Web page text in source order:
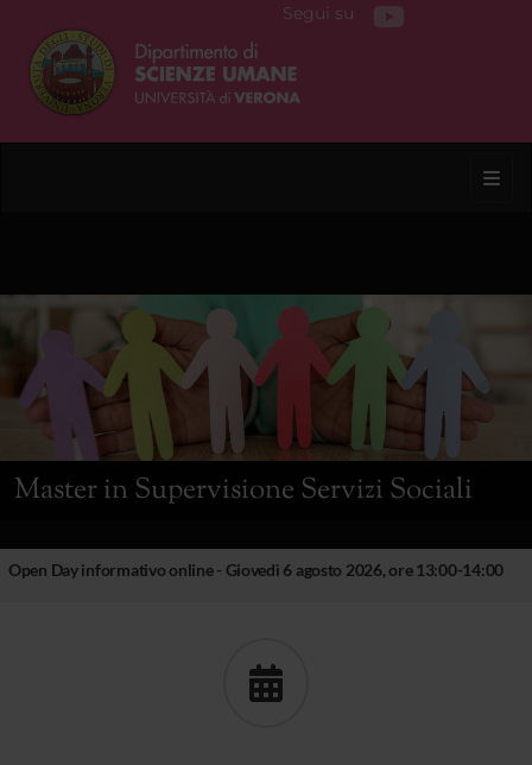
Segui su
Master in Supervisione Servizi Sociali
Open Day informativo online - Giovedì 6 agosto 2026, ore 13:00-14:00